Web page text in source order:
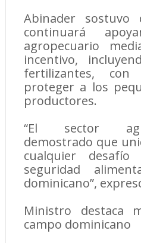
Abinader sostuvo
continuará
agropecuario
incentivo,
fertilizantes,
proteger a los
productores.
“El sector
demostrado que
cualquier
seguridad
dominicano”,
Ministro destaca
campo dominicano